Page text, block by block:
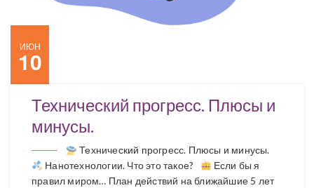
ИЮН
10
Технический прогресс. Плюсы и
минусы.
Технический прогресс. Плюсы и минусы.
Нанотехнологии. Что это такое?
Если бы я
правил миром… План действий на ближайшие 5 лет